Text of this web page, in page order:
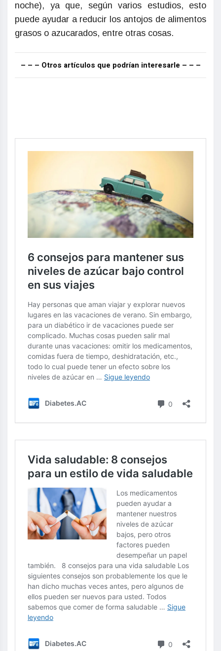
noche), ya que, según varios estudios, esto
puede ayudar a reducir los antojos de alimentos
grasos o azucarados, entre otras cosas.
– – – Otros artículos que podrían interesarle – – –